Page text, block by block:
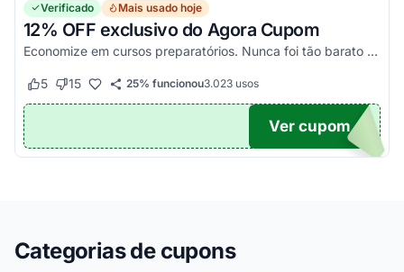
Verificado Mais usado hoje
12% OFF exclusivo do Agora Cupom
Economize em cursos preparatórios. Nunca foi tão barato estudar e mudar a sua carreira!
Este cupom funcionou
5 Este cupom não funcionou
15 25% funcionou3.023usos
OM12
Ver cupom
Categorias de cupons